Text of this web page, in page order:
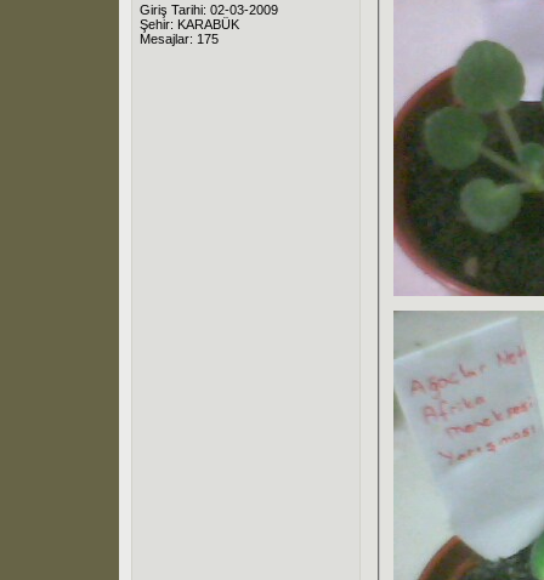
Giriş Tarihi: 02-03-2009
Şehir: KARABÜK
Mesajlar: 175